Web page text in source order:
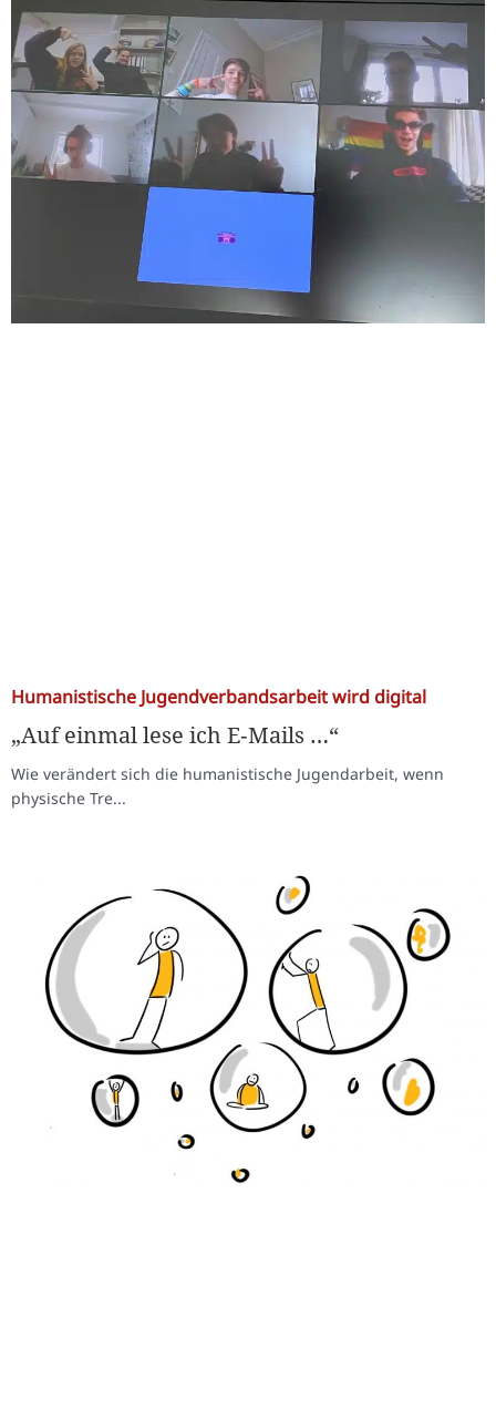
Humanistische Jugendverbandsarbeit wird digital
„Auf einmal lese ich E‑Mails …“
Wie verändert sich die humanistische Jugendarbeit, wenn
physische Tre...